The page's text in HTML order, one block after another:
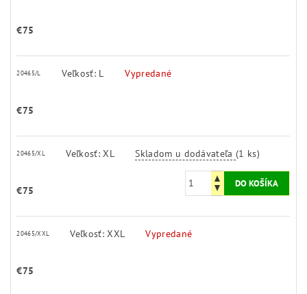
€75
20465/L Veľkosť: L Vypredané
€75
20465/XL Veľkosť: XL Skladom u dodávateľa(1 ks)
€75
20465/XXL Veľkosť: XXL Vypredané
€75